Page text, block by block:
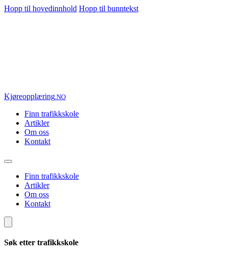
Hopp til hovedinnhold Hopp til bunntekst
Kjøreopplæring.NO
Finn trafikkskole
Artikler
Om oss
Kontakt
Finn trafikkskole
Artikler
Om oss
Kontakt
Søk etter trafikkskole